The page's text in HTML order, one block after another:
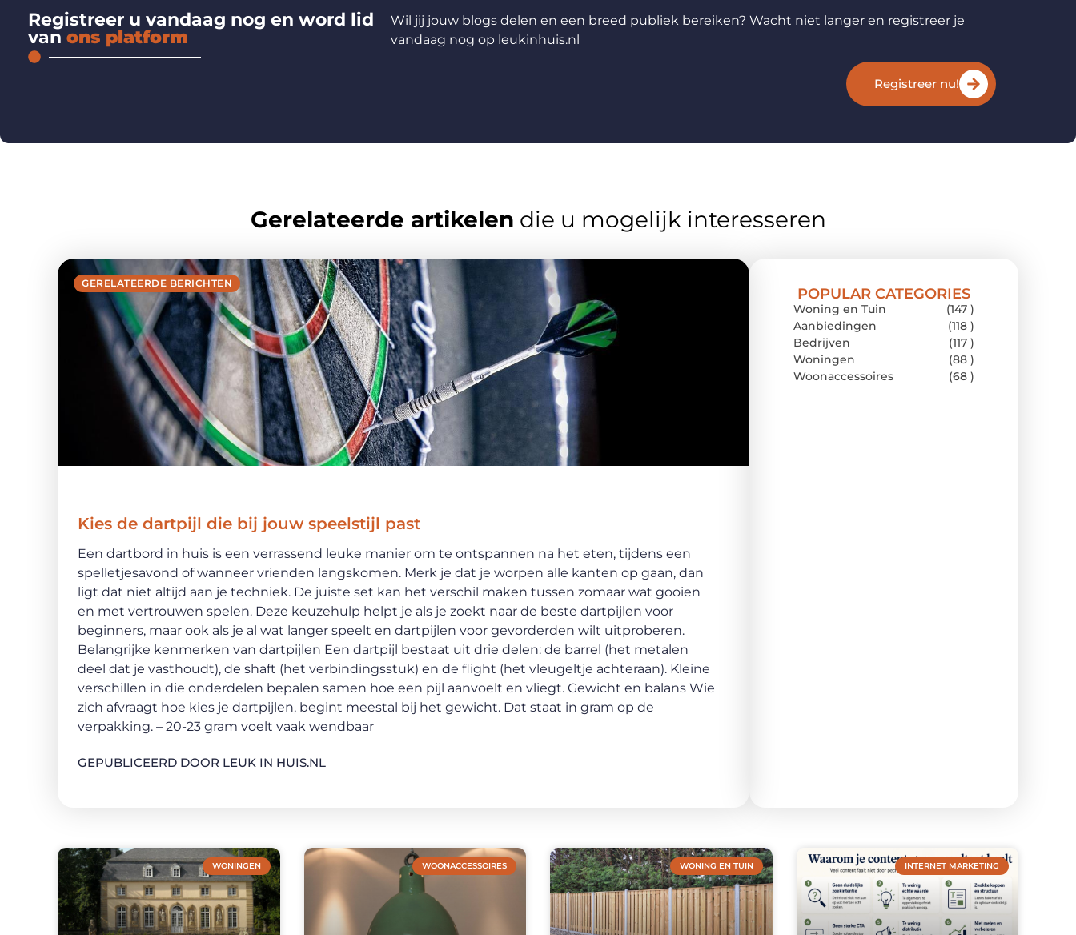
Registreer u vandaag nog en word lid
van ons platform
Wil jij jouw blogs delen en een breed publiek bereiken? Wacht niet langer en registreer je
vandaag nog op leukinhuis.nl
Registreer nu!
Gerelateerde artikelen die u mogelijk interesseren
GERELATEERDE BERICHTEN
Kies de dartpijl die bij jouw speelstijl past
Een dartbord in huis is een verrassend leuke manier om te ontspannen na het eten, tijdens een
spelletjesavond of wanneer vrienden langskomen. Merk je dat je worpen alle kanten op gaan, dan
ligt dat niet altijd aan je techniek. De juiste set kan het verschil maken tussen zomaar wat gooien
en met vertrouwen spelen. Deze keuzehulp helpt je als je zoekt naar de beste dartpijlen voor
beginners, maar ook als je al wat langer speelt en dartpijlen voor gevorderden wilt uitproberen.
Belangrijke kenmerken van dartpijlen Een dartpijl bestaat uit drie delen: de barrel (het metalen
deel dat je vasthoudt), de shaft (het verbindingsstuk) en de flight (het vleugeltje achteraan). Kleine
verschillen in die onderdelen bepalen samen hoe een pijl aanvoelt en vliegt. Gewicht en balans Wie
zich afvraagt hoe kies je dartpijlen, begint meestal bij het gewicht. Dat staat in gram op de
verpakking. – 20-23 gram voelt vaak wendbaar
GEPUBLICEERD DOOR LEUK IN HUIS.NL
POPULAR CATEGORIES
Woning en Tuin
(147 )
Aanbiedingen
(118 )
Bedrijven
(117 )
Woningen
(88 )
Woonaccessoires
(68 )
WONINGEN WOONACCESSOIRES WONING EN TUIN INTERNET MARKETING